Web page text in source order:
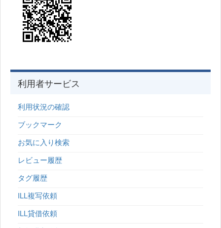
利用者サービス
利用状況の確認
ブックマーク
お気に入り検索
レビュー履歴
タグ履歴
ILL複写依頼
ILL貸借依頼